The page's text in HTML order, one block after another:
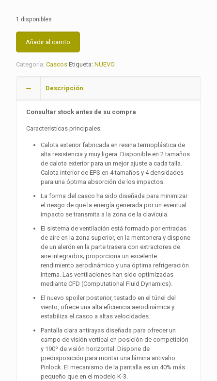
1 disponibles
Añadir al carrito
Categoría: Cascos Etiqueta: NUEVO
Descripción
Consultar stock antes de su compra
Características principales:
Calota exterior fabricada en resina termoplástica de
alta resistencia y muy ligera. Disponible en 2 tamaños
de calota exterior para un mejor ajuste a cada talla.
Calota interior de EPS en 4 tamaños y 4 densidades
para una óptima absorción de los impactos.
La forma del casco ha sido diseñada para minimizar
el riesgo de que la energía generada por un eventual
impacto se transmita a la zona de la clavícula.
El sistema de ventilación está formado por entradas
de aire en la zona superior, en la mentonera y dispone
de un alerón en la parte trasera con extractores de
aire integrados; proporciona un excelente
rendimiento aerodinámico y una óptima refrigeración
interna. Las ventilaciones han sido optimizadas
mediante CFD (Computational Fluid Dynamics).
El nuevo spoiler posterior, testado en el túnel del
viento, ofrece una alta eficiencia aerodinámica y
estabiliza el casco a altas velocidades.
Pantalla clara antirayas diseñada para ofrecer un
campo de visión vertical en posición de competición
y 190º de visión horizontal. Dispone de
predisposición para montar una lámina antivaho
Pinlock. El mecanismo de la pantalla es un 40% más
pequeño que en el modelo K-3.